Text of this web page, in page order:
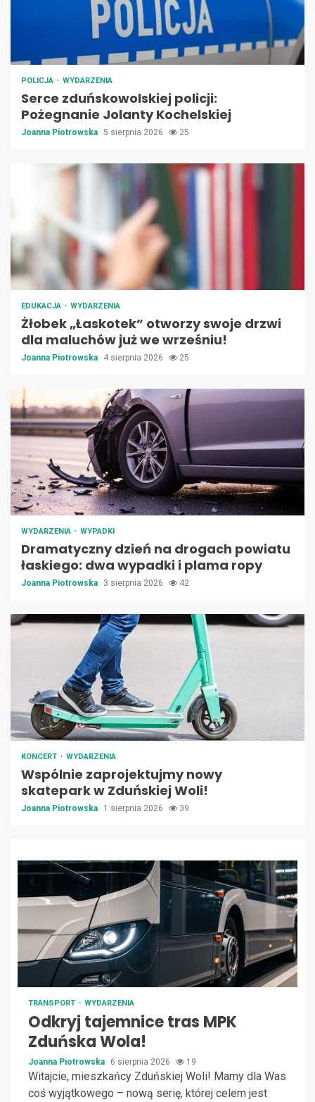
POLICJA WYDARZENIA
Serce zduńskowolskiej policji:
Pożegnanie Jolanty Kochelskiej
Joanna Piotrowska 5 sierpnia 2026 25
EDUKACJA WYDARZENIA
Żłobek „Łaskotek” otworzy swoje drzwi
dla maluchów już we wrześniu!
Joanna Piotrowska 4 sierpnia 2026 25
WYDARZENIA WYPADKI
Dramatyczny dzień na drogach powiatu
łaskiego: dwa wypadki i plama ropy
Joanna Piotrowska 3 sierpnia 2026 42
KONCERT WYDARZENIA
Wspólnie zaprojektujmy nowy
skatepark w Zduńskiej Woli!
Joanna Piotrowska 1 sierpnia 2026 39
TRANSPORT WYDARZENIA
Odkryj tajemnice tras MPK
Zduńska Wola!
Joanna Piotrowska 6 sierpnia 2026 19
Witajcie, mieszkańcy Zduńskiej Woli! Mamy dla Was
coś wyjątkowego – nową serię, której celem jest